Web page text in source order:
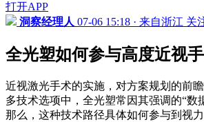
打开APP
洞察经理人 07-06 15:18 · 来自浙江 关
全光塑如何参与高度近视
近视激光手术的实施，对方案规划的前
多技术选项中，全光塑常因其强调的“数
那么，这种技术路径具体如何参与到视